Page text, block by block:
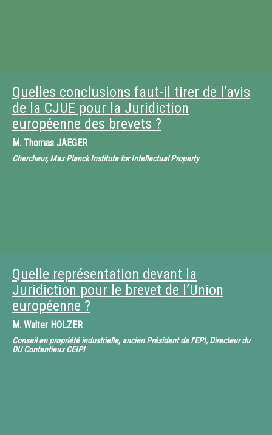
Quelles conclusions faut-il tirer de l’avis
de la CJUE pour la Juridiction
européenne des brevets ?
M. Thomas JAEGER
Chercheur, Max Planck Institute for Intellectual Property
Quelle représentation devant la
Juridiction pour le brevet de l’Union
européenne ?
M. Walter HOLZER
Conseil en propriété industrielle, ancien Président de l’EPI, Directeur du
DU Contentieux CEIPI